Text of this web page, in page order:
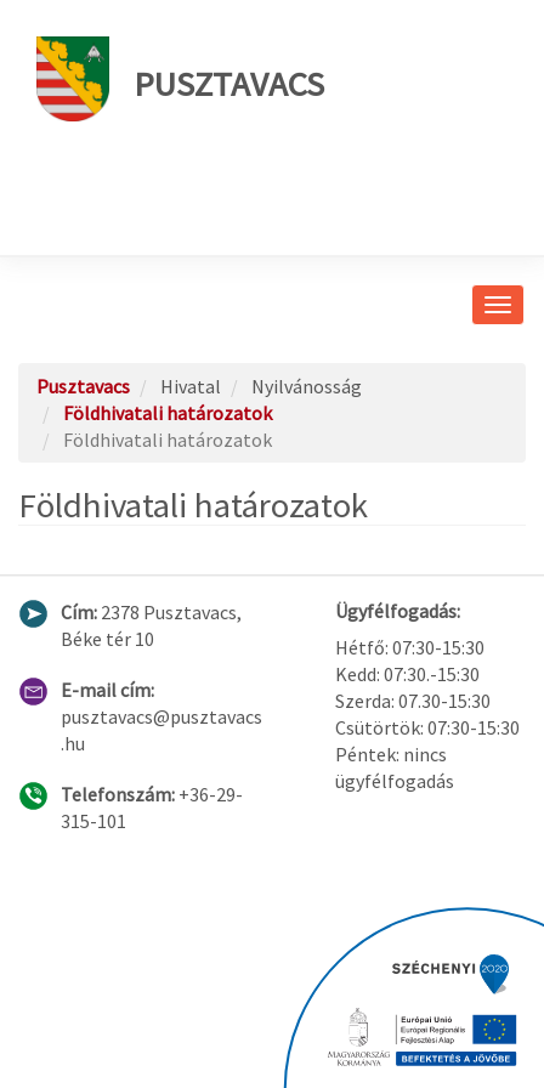
PUSZTAVACS
Pusztavacs Hivatal
Nyilvánosság
Földhivatali határozatok
Földhivatali határozatok
Földhivatali határozatok
Cím: 2378 Pusztavacs,
Béke tér 10
E-mail cím:
pusztavacs@pusztavacs
.hu
Telefonszám: +36-29-
315-101
Ügyfélfogadás:
Hétfő: 07:30-15:30
Kedd: 07:30.-15:30
Szerda: 07.30-15:30
Csütörtök: 07:30-15:30
Péntek: nincs
ügyfélfogadás